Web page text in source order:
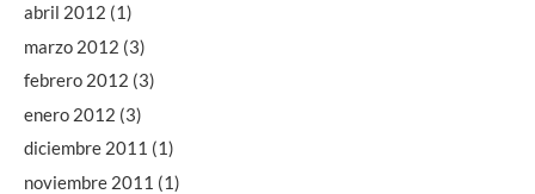
abril 2012 (1)
marzo 2012 (3)
febrero 2012 (3)
enero 2012 (3)
diciembre 2011 (1)
noviembre 2011 (1)